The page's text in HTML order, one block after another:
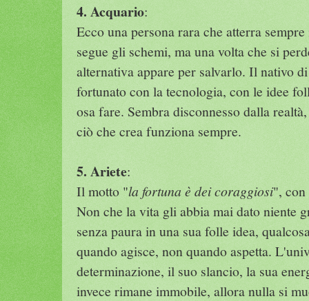
4. Acquario:
Ecco una persona rara che atterra
segue gli schemi, ma una volta che si
alternativa appare per salvarlo. Il nativo
fortunato con la tecnologia, con le idee
osa fare. Sembra disconnesso dalla
ciò che crea funziona sempre.
5. Ariete:
Il motto "la fortuna è dei coraggiosi", con
Non che la vita gli abbia mai dato niente
senza paura in una sua folle idea,
quando agisce, non quando aspetta.
determinazione, il suo slancio, la sua
invece rimane immobile, allora nulla si